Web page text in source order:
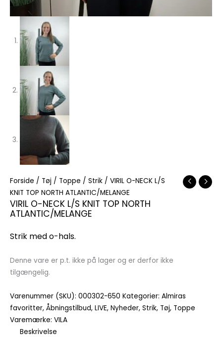
Forside / Tøj / Toppe / Strik / VIRIL O-NECK L/S
KNIT TOP NORTH ATLANTIC/MELANGE
VIRIL O-NECK L/S KNIT TOP NORTH
ATLANTIC/MELANGE
Strik med o-hals.
Denne vare er p.t. ikke på lager og er derfor ikke
tilgængelig.
Varenummer (SKU): 000302-650 Kategorier: Almiras
favoritter, Åbningstilbud, LIVE, Nyheder, Strik, Tøj, Toppe
Varemærke: VILA
Beskrivelse